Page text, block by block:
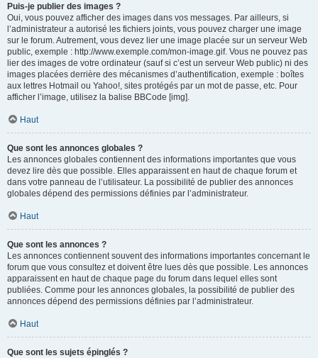
Puis-je publier des images ?
Oui, vous pouvez afficher des images dans vos messages. Par ailleurs, si
l’administrateur a autorisé les fichiers joints, vous pouvez charger une image
sur le forum. Autrement, vous devez lier une image placée sur un serveur Web
public, exemple : http://www.exemple.com/mon-image.gif. Vous ne pouvez pas
lier des images de votre ordinateur (sauf si c’est un serveur Web public) ni des
images placées derrière des mécanismes d’authentification, exemple : boîtes
aux lettres Hotmail ou Yahoo!, sites protégés par un mot de passe, etc. Pour
afficher l’image, utilisez la balise BBCode [img].
Haut
Que sont les annonces globales ?
Les annonces globales contiennent des informations importantes que vous
devez lire dès que possible. Elles apparaissent en haut de chaque forum et
dans votre panneau de l’utilisateur. La possibilité de publier des annonces
globales dépend des permissions définies par l’administrateur.
Haut
Que sont les annonces ?
Les annonces contiennent souvent des informations importantes concernant le
forum que vous consultez et doivent être lues dès que possible. Les annonces
apparaissent en haut de chaque page du forum dans lequel elles sont
publiées. Comme pour les annonces globales, la possibilité de publier des
annonces dépend des permissions définies par l’administrateur.
Haut
Que sont les sujets épinglés ?